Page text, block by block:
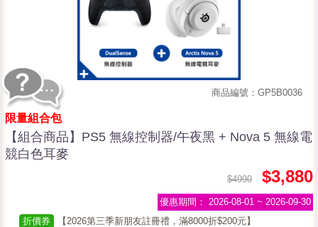
商品編號：GP5B0036
限量組合包
【組合商品】PS5 無線控制器/午夜黑 + Nova 5 無線電
競白色耳麥
$4990 $3,880
優惠期間： 2026-08-01 ~ 2026-09-30
折價券
【2026第三季新朋友註冊禮，滿8000折$200元】